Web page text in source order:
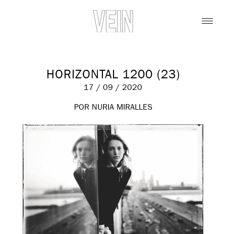
HORIZONTAL 1200 (23)
17 / 09 / 2020
POR NURIA MIRALLES